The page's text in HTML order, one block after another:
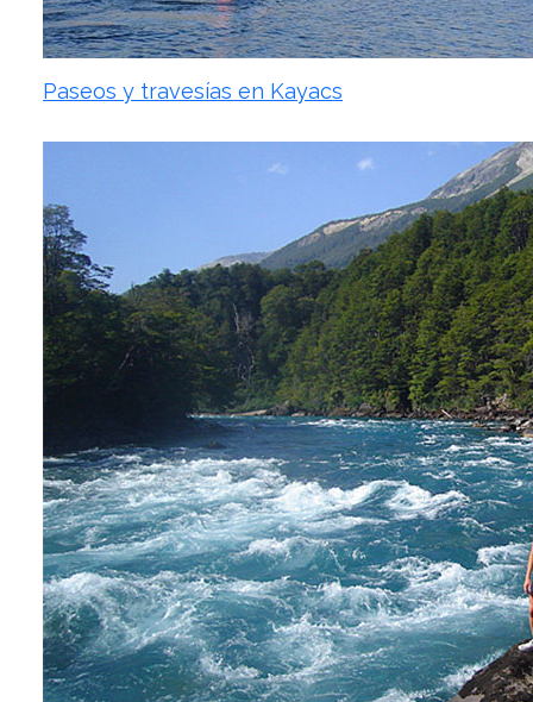
Paseos y travesías en Kayacs